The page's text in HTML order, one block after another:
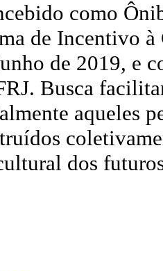
como
de Incentivo
de 2019, e
Busca
aqueles
dos